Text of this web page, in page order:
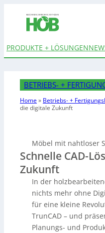
PRODUKTE + LÖSUNGEN
BETRIEBS- +
Home» Betriebs- +
die digitale Zukunft
Möbel mit nahtloser
Schnelle CAD-
Zukunft
In der
nichts mehr ohne
für eine kleine
TrunCAD – und
Planungs- und